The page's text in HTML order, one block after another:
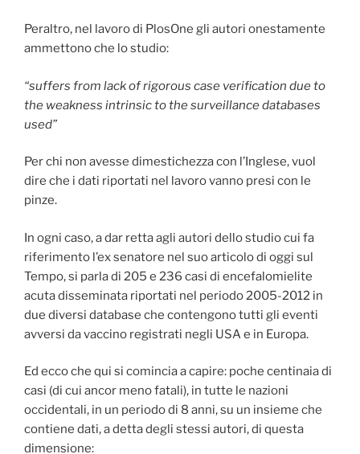
Peraltro, nel lavoro di PlosOne gli autori onestamente
ammettono che lo studio:
“suffers from lack of rigorous case verification due to
the weakness intrinsic to the surveillance databases
used”
Per chi non avesse dimestichezza con l’Inglese, vuol
dire che i dati riportati nel lavoro vanno presi con le
pinze.
In ogni caso, a dar retta agli autori dello studio cui fa
riferimento l’ex senatore nel suo articolo di oggi sul
Tempo, si parla di 205 e 236 casi di encefalomielite
acuta disseminata riportati nel periodo 2005-2012 in
due diversi database che contengono tutti gli eventi
avversi da vaccino registrati negli USA e in Europa.
Ed ecco che qui si comincia a capire: poche centinaia di
casi (di cui ancor meno fatali), in tutte le nazioni
occidentali, in un periodo di 8 anni, su un insieme che
contiene dati, a detta degli stessi autori, di questa
dimensione: